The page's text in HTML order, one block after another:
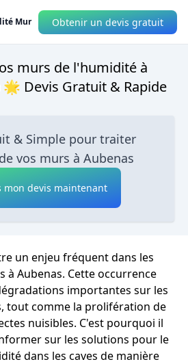
Mur Obtenir un devis gratuit
murs de l'humidité à
🌟 Devis Gratuit & Rapide
& Simple pour traiter
vos murs à Aubenas
mon devis maintenant
un enjeu fréquent dans les
à Aubenas. Cette occurrence
importantes sur les
tout comme la prolifération de
nuisibles. C'est pourquoi il
sur les solutions pour le
dans les caves de manière